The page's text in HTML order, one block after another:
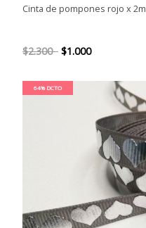
Cinta de pompones rojo x 2m
$2.300 $1.000
64% DCTO